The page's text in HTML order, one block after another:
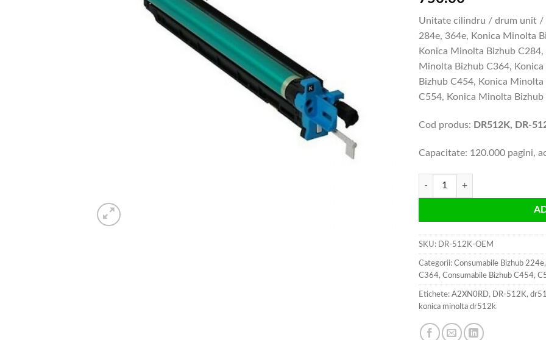
Unitate cilindru / drum unit /
284e, 364e, Konica Minolta
Konica Minolta Bizhub
Minolta Bizhub C364,
Bizhub C454, Konica
C554, Konica Minolta Bizhub
Cod produs: DR512K, DR-
Capacitate: 120.000 pagini,
Cantitate Unitate cilindru Konica
SKU: DR-512K-OEM
Categorii: Consumabile Bizhub
C364, Consumabile Bizhub C454,
Etichete: A2XN0RD, DR-512K,
konica minolta dr512k